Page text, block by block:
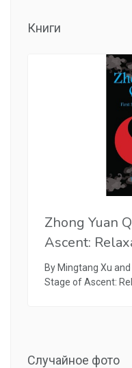
Книги
Zhong Yuan
Ascent:
By Mingtang Xu
Stage of Ascent:
Случайное фото